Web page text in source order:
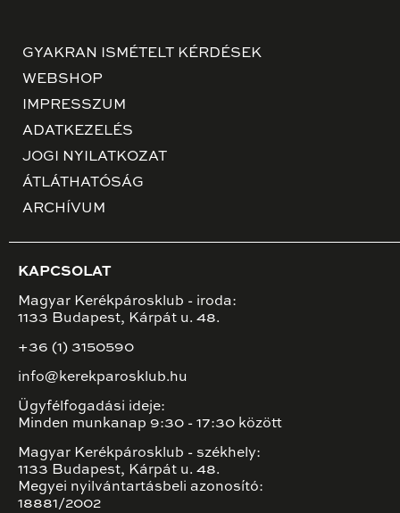
GYAKRAN ISMÉTELT KÉRDÉSEK
WEBSHOP
IMPRESSZUM
ADATKEZELÉS
JOGI NYILATKOZAT
ÁTLÁTHATÓSÁG
ARCHÍVUM
KAPCSOLAT
Magyar Kerékpárosklub - iroda:
1133 Budapest, Kárpát u. 48.
+36 (1) 3150590
info@kerekparosklub.hu
Ügyfélfogadási ideje:
Minden munkanap 9:30 - 17:30 között
Magyar Kerékpárosklub - székhely:
1133 Budapest, Kárpát u. 48.
Megyei nyilvántartásbeli azonosító:
18881/2002